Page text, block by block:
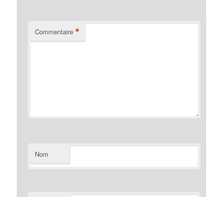
Commentaire *
Nom